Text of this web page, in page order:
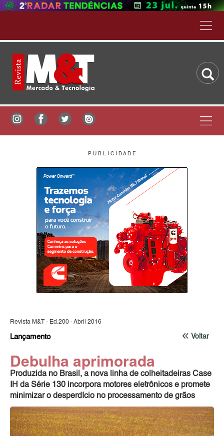
P U B L I C I D A D E
Revista M&T - Ed.200 - Abril 2016
Voltar
Lançamento
Debulha aprimorada
Produzida no Brasil, a nova linha de colheitadeiras Case
IH da Série 130 incorpora motores eletrônicos e promete
minimizar o desperdício no processamento de grãos